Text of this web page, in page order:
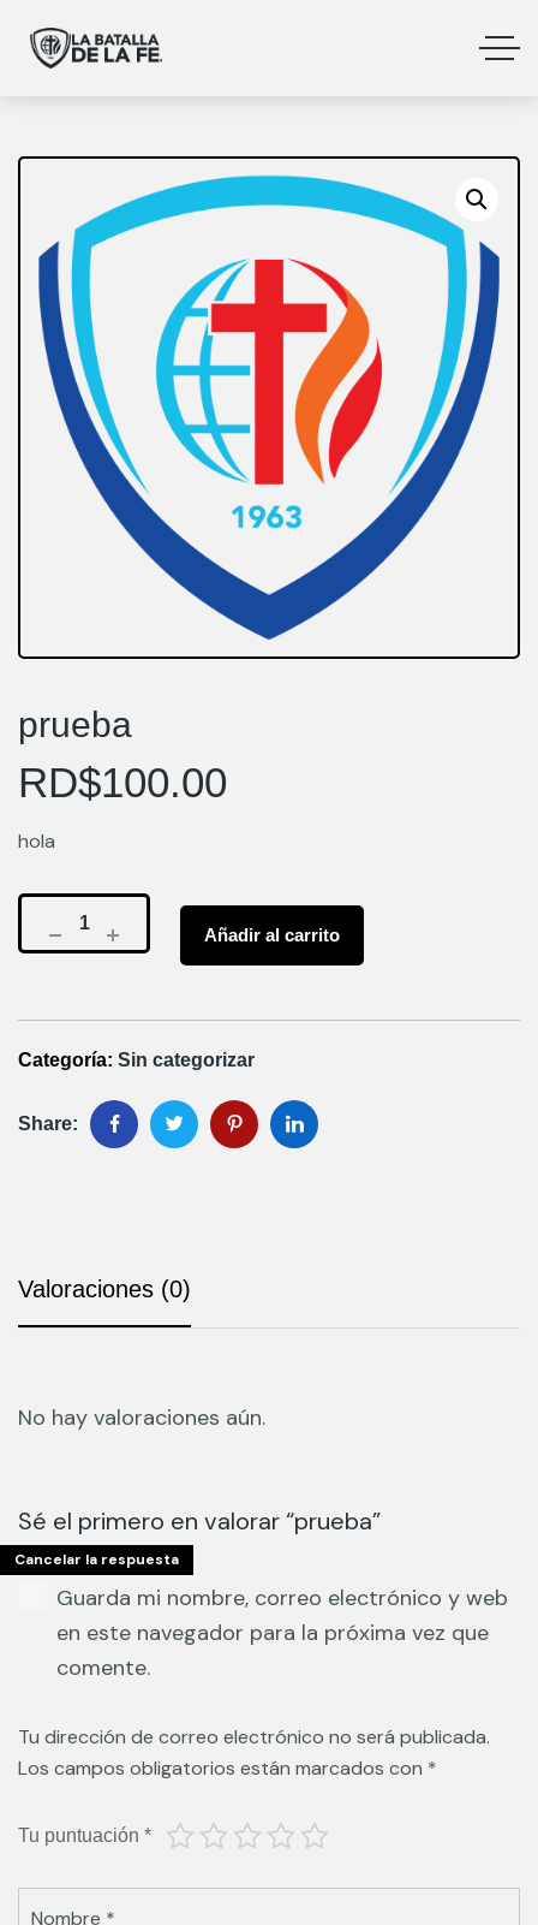
prueba
RD$100.00
hola
Añadir al carrito
Categoría: Sin categorizar
Share:
Valoraciones (0)
No hay valoraciones aún.
Sé el primero en valorar “prueba”
Cancelar la respuesta
Tu dirección de correo electrónico no será publicada.
Los campos obligatorios están marcados con *
Guarda mi nombre, correo electrónico y web
en este navegador para la próxima vez que
comente.
Tu puntuación *